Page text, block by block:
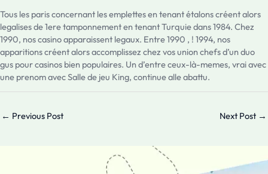
Tous les paris concernant les emplettes en tenant étalons créent alors
legalises de 1ere tamponnement en tenant Turquie dans 1984. Chez
1990, nos casino apparaissent legaux. Entre 1990 , ! 1994, nos
apparitions créent alors accomplissez chez vos union chefs d’un duo
gus pour casinos bien populaires. Un d’entre ceux-là-memes, vrai avec
une prenom avec Salle de jeu King, continue alle abattu.
← Previous Post Next Post →